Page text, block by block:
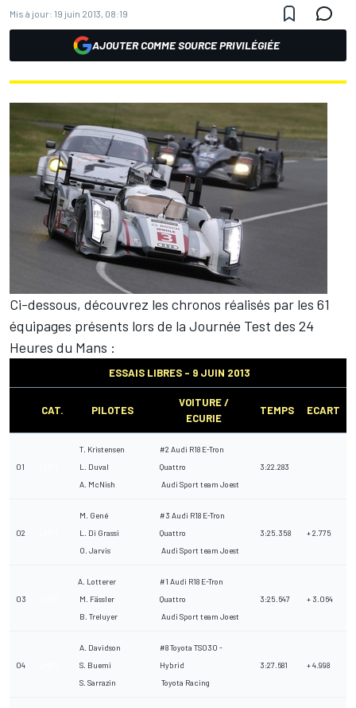
Mis à jour: 19 juin 2013, 08:19
AJOUTER COMME SOURCE PRIVILÉGIÉE
Ci-dessous, découvrez les chronos réalisés par les 61
équipages présents lors de la Journée Test des 24
Heures du Mans :
ESSAIS LIBRES - 9 JUIN 2013
CAT. PILOTES
VOITURE /
ECURIE
TEMPS ECART
01
T. Kristensen
L. Duval
A. McNish
#2 Audi R18 E-Tron
Quattro
Audi Sport team Joest
3:22.283
02
M. Gené
L. Di Grassi
O. Jarvis
#3 Audi R18 E-Tron
Quattro
Audi Sport team Joest
3:25.358 + 2.775
03
A. Lotterer
M. Fässler
B. Treluyer
#1 Audi R18 E-Tron
Quattro
Audi Sport team Joest
3:25.647 + 3.064
04
A. Davidson
S. Buemi
S. Sarrazin
#8 Toyota TS030 -
Hybrid
Toyota Racing
3:27.681 + 4.998